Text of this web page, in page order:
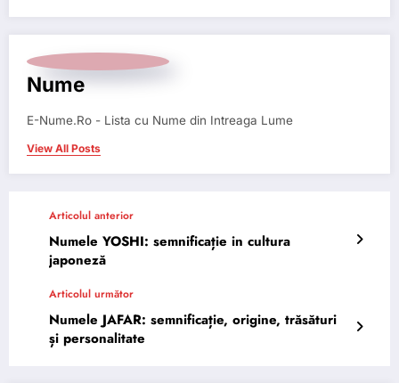
Nume
E-Nume.Ro - Lista cu Nume din Intreaga Lume
View All Posts
Articolul anterior
Numele YOSHI: semnificație in cultura
japoneză
Articolul următor
Numele JAFAR: semnificație, origine, trăsături
și personalitate